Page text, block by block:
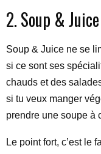
2. Soup & Juice
Soup & Juice ne se
si ce sont ses
chauds et des
si tu veux manger
prendre une soupe à
Le point fort, c’est le